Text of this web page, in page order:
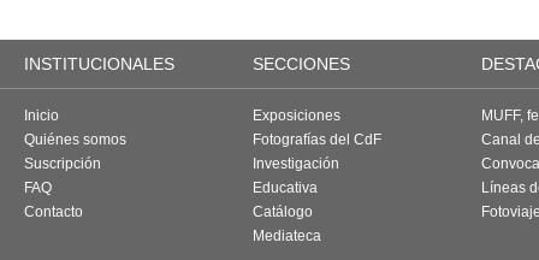
INSTITUCIONALES SECCIONES
Inicio
Quiénes somos
Suscripción
FAQ
Contacto
Exposiciones
Fotografías del CdF
Investigación
Educativa
Catálogo
Mediateca
MUFF,
Canal
Líneas